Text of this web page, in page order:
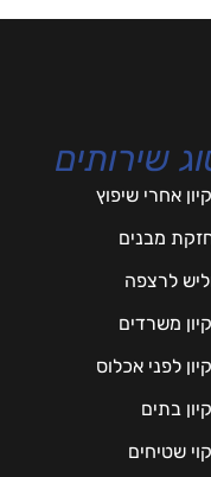
שירותים
אחרי שיפוץ
מבנים
לרצפה
משרדים
לפני אכלוס
בתים
שטיחים